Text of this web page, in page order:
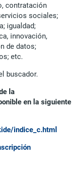
contratación
sociales;
igualdad;
innovación,
de datos;
etc.
buscador.
la
en la siguiente
indice_c.html